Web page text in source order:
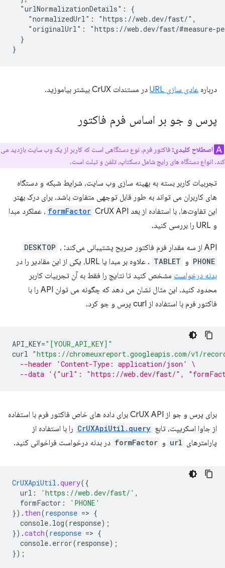
  "urlNormalizationDetails": {
    "normalizedUrl": "https://web.dev/fast/",
"originalUrl": "https://web.dev/fast/#measure-
  }
درباره عادی سازی URL در مستندات CrUX بیشتر بیاموزید.
پرس و جو بر اساس فرم فاکتور
اصطلاح کلیدی: فاکتور فرم، نوع دستگاهی است که کاربر از یک وب سایت بازدید می
کند. انواع دستگاه های رایج شامل دسکتاپ، تلفن و تبلت است.
تجربیات کاربر بسته به بهینه سازی وب سایت، شرایط شبکه و دستگاه
های کاربران می تواند به طور قابل توجهی متفاوت باشد. برای درک بهتر
این تفاوت‌ها، با استفاده از بعد
formFactor CrUX API، عملکرد مبدا
و URL را بررسی کنید.
API از سه مقدار فرم فاکتور صریح پشتیبانی می‌کند: DESKTOP ،
PHONE و TABLET . علاوه بر مبدا یا URL، یکی از این مقادیر را در
بدنه درخواست مشخص کنید تا نتایج را فقط به آن تجربیات کاربر
محدود کنید. این مثال نشان می دهد که چگونه می توان API را با
فاکتور فرم با استفاده از curl پرس و جو کرد.
API_KEY="[YOUR_API_KEY]"
curl "https://chromeuxreport.googleapis.com/v1/
--header 'Content-Type: application/json' \
--data '{"url": "https://web.dev/fast/",
برای پرس و جو از CrUX API برای داده های خاص فاکتور فرم با استفاده
از جاوا اسکریپت، تابع CrUXApiUtil.query را با استفاده از
پارامترهای url و formFactor در بدنه درخواست فراخوانی کنید.
CrUXApiUtil .query({
url : 'https://web.dev/fast/' ,
formFactor :
'PHONE'
}) . then(response => {
console.log(response) ;
}) .catch(response => {
console.error(response) ;
});